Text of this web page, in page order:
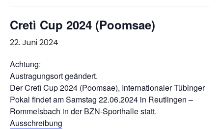
Cretì Cup 2024 (Poomsae)
22. Juni 2024
Achtung:
Austragungsort geändert.
Der Cretì Cup 2024 (Poomsae), Internationaler Tübinger
Pokal findet am Samstag 22.06.2024 in Reutlingen –
Rommelsbach in der BZN-Sporthalle statt.
Ausschreibung